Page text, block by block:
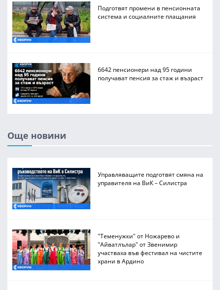
Подготвят промени в пенсионната
система и социалните плащания
6642 пенсионери над 95 години
получават пенсия за стаж и възраст
Още новини
Управляващите подготвят смяна на
управителя на ВиК – Силистра
"Теменужки" от Ножарево и
"Айватлълар" от Звенимир
участваха във фестивал на чистите
храни в Ардино